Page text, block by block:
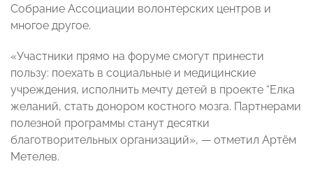
Собрание Ассоциации волонтерских центров и
многое другое.
«Участники прямо на форуме смогут принести
пользу: поехать в социальные и медицинские
учреждения, исполнить мечту детей в проекте “Елка
желаний, стать донором костного мозга. Партнерами
полезной программы станут десятки
благотворительных организаций», — отметил Артём
Метелев.